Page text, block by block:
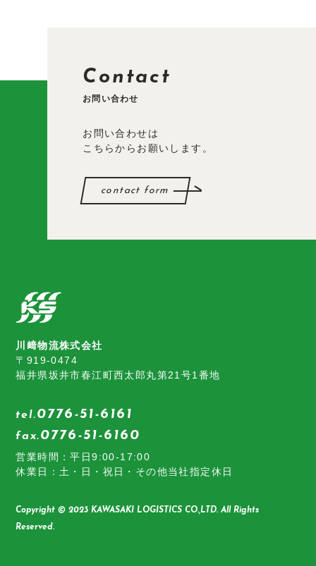
Contact
お問い合わせ
お問い合わせは
こちらからお願いします。
contact form
川﨑物流株式会社
〒919-0474
福井県坂井市春江町西太郎丸第21号1番地
tel.0776-51-6161
fax.0776-51-6160
営業時間：平日9:00-17:00
休業日：土・日・祝日・その他当社指定休日
Copyright © 2023 KAWASAKI LOGISTICS CO.,LTD. All Rights
Reserved.